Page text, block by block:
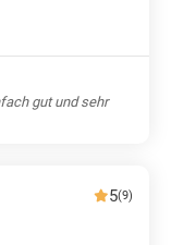
gut und sehr
5(9)